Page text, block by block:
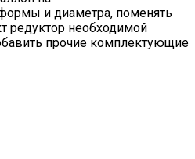
и диаметра, поменять
редуктор необходимой
прочие комплектующие